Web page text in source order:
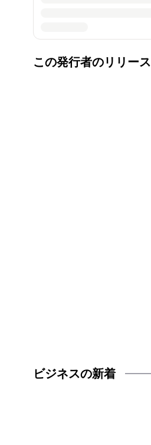
この発行者のリリース
ビジネスの新着